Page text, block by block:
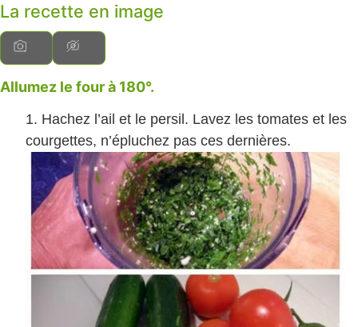
La recette en image
Allumez le four à 180°.
Hachez l’ail et le persil. Lavez les tomates et les
courgettes, n’épluchez pas ces dernières.